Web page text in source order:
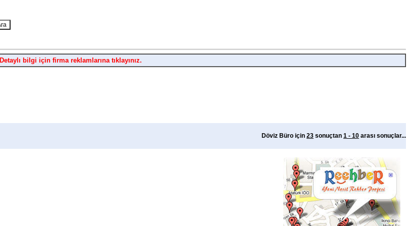
Detaylı bilgi için firma reklamlarına tıklayınız.
Döviz Büro için 23 sonuçtan 1 - 10 arası sonuçlar...